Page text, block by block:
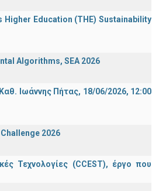
Higher Education (ΤΗΕ) Sustainability
Algorithms, SEA 2026
Ιωάννης Πήτας, 18/06/2026, 12:00
2026
Τεχνολογίες (CCEST), έργο που